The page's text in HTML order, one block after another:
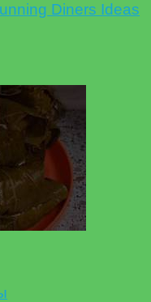
Diners Ideas